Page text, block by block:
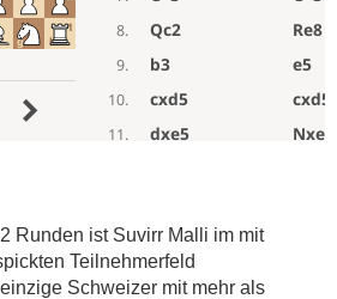
Runden ist Suvirr Malli im mit
Teilnehmerfeld
Schweizer mit mehr als